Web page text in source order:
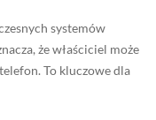
systemów
że właściciel może
To kluczowe dla